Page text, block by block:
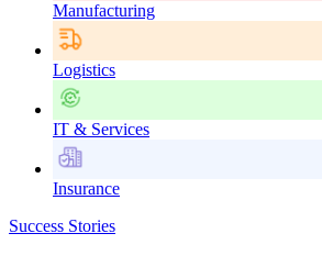
Manufacturing
Logistics
IT & Services
Insurance
Success Stories